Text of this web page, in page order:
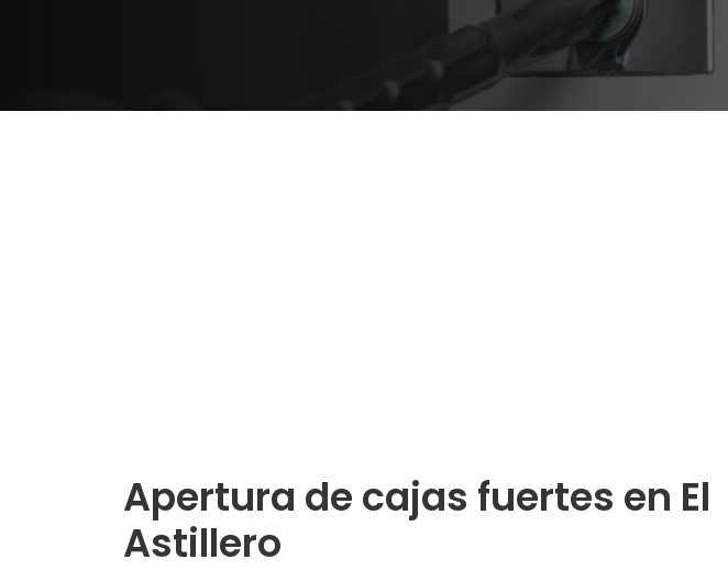
Apertura de cajas fuertes en El
Astillero